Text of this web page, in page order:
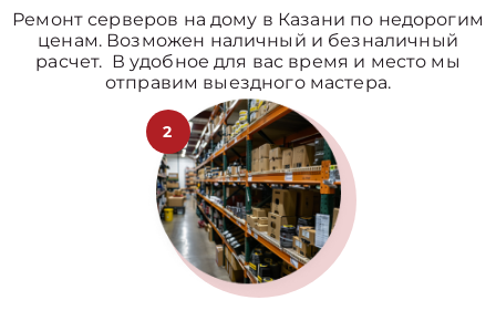
Ремонт серверов на дому в Казани по недорогим
ценам. Возможен наличный и безналичный
расчет. В удобное для вас время и место мы
отправим выездного мастера.
2